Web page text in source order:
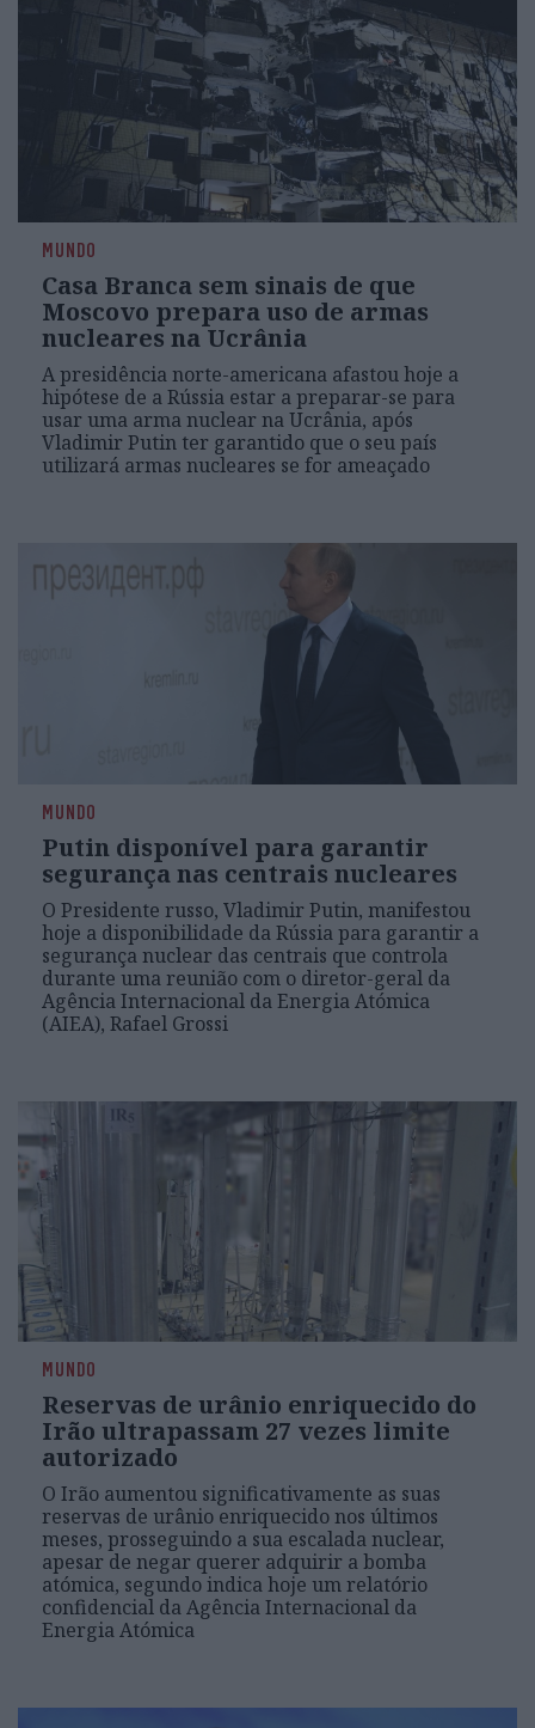
MUNDO
Casa Branca sem sinais de que
Moscovo prepara uso de armas
nucleares na Ucrânia
A presidência norte-americana afastou hoje a
hipótese de a Rússia estar a preparar-se para
usar uma arma nuclear na Ucrânia, após
Vladimir Putin ter garantido que o seu país
utilizará armas nucleares se for ameaçado
MUNDO
Putin disponível para garantir
segurança nas centrais nucleares
O Presidente russo, Vladimir Putin, manifestou
hoje a disponibilidade da Rússia para garantir a
segurança nuclear das centrais que controla
durante uma reunião com o diretor-geral da
Agência Internacional da Energia Atómica
(AIEA), Rafael Grossi
MUNDO
Reservas de urânio enriquecido do
Irão ultrapassam 27 vezes limite
autorizado
O Irão aumentou significativamente as suas
reservas de urânio enriquecido nos últimos
meses, prosseguindo a sua escalada nuclear,
apesar de negar querer adquirir a bomba
atómica, segundo indica hoje um relatório
confidencial da Agência Internacional da
Energia Atómica